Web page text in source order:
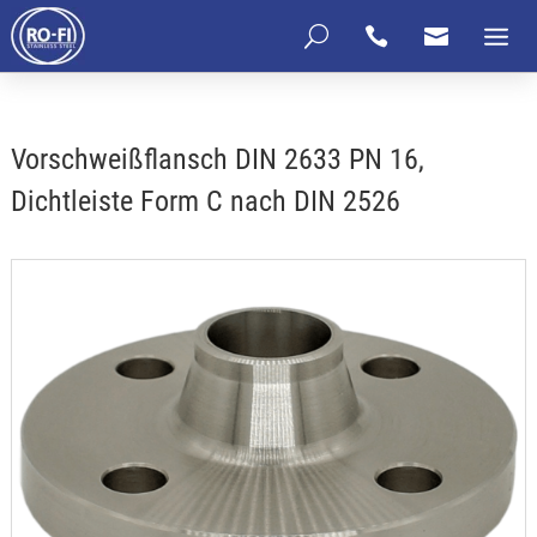
 
U
Vorschweißflansch DIN 2633 PN 16,
Dichtleiste Form C nach DIN 2526